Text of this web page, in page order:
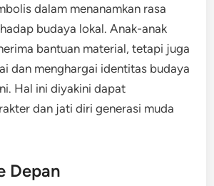
dalam menanamkan rasa
budaya lokal. Anak-anak
bantuan material, tetapi juga
dan menghargai identitas budaya
Hal ini diyakini dapat
dan jati diri generasi muda
Depan